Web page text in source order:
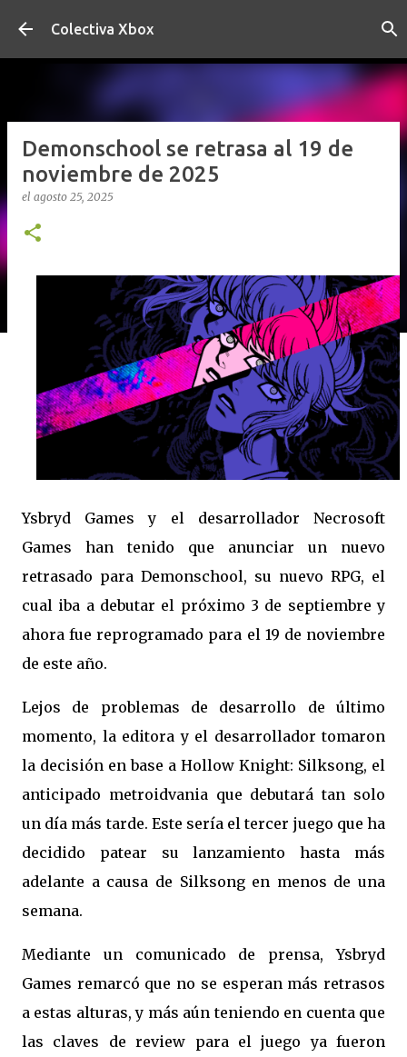
Ir al contenido principal
Colectiva Xbox
Demonschool se retrasa al 19 de
noviembre de 2025
el agosto 25, 2025
Ysbryd Games y el desarrollador Necrosoft
Games han tenido que anunciar un nuevo
retrasado para Demonschool, su nuevo RPG, el
cual iba a debutar el próximo 3 de septiembre y
ahora fue reprogramado para el 19 de noviembre
de este año.
Lejos de problemas de desarrollo de último
momento, la editora y el desarrollador tomaron
la decisión en base a Hollow Knight: Silksong, el
anticipado metroidvania que debutará tan solo
un día más tarde. Este sería el tercer juego que ha
decidido patear su lanzamiento hasta más
adelante a causa de Silksong en menos de una
semana.
Mediante un comunicado de prensa, Ysbryd
Games remarcó que no se esperan más retrasos
a estas alturas, y más aún teniendo en cuenta que
las claves de review para el juego ya fueron